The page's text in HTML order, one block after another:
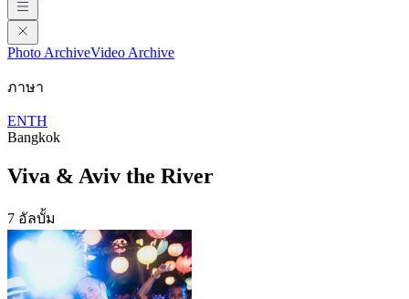
Photo ArchiveVideo Archive
ภาษา
ENTH
Bangkok
Viva & Aviv the River
7 อัลบั้ม